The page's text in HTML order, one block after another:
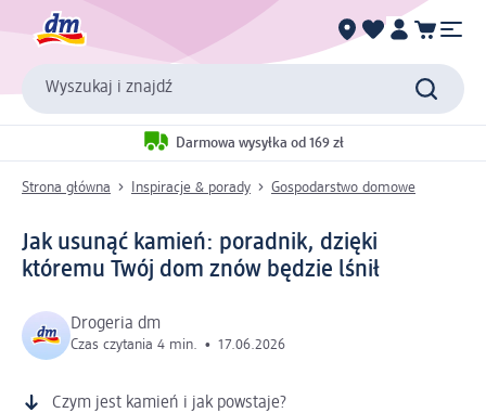
Wyszukaj i znajdź
Darmowa wysyłka od 169 zł
Strona główna Inspiracje & porady Gospodarstwo domowe
Jak usunąć kamień: poradnik, dzięki
któremu Twój dom znów będzie lśnił
Drogeria dm
Czas czytania 4 min. • 17.06.2026
Czym jest kamień i jak powstaje?